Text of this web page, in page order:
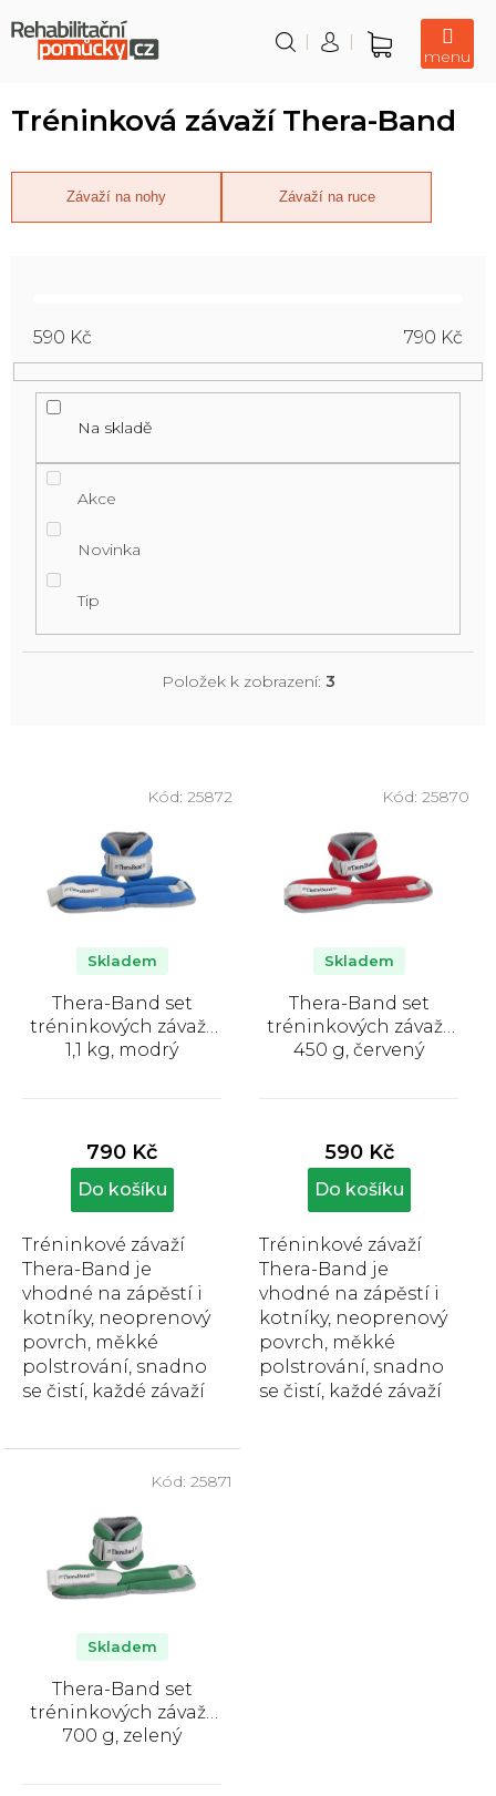
na
obsah
Nákupní
Tréninková závaží Thera-Band
Závaží na nohy Závaží na ruce
590 Kč 790 Kč
Na skladě
Akce
Novinka
Tip
Položek k zobrazení: 3
Thera-Band set
tréninkových závaží,
1,1 kg, modrý
produktu
je
5,0
hvězdiček.
Skladem
790 Kč
Do košíku
Tréninkové závaží
Thera-Band je
vhodné na zápěstí i
kotníky, neoprenový
povrch, měkké
polstrování, snadno
se čistí, každé závaží
Kód: 25872
Thera-Band set
tréninkových závaží,
450 g, červený
produktu
je
5,0
hvězdiček.
Skladem
590 Kč
Do košíku
Tréninkové závaží
Thera-Band je
vhodné na zápěstí i
kotníky, neoprenový
povrch, měkké
polstrování, snadno
se čistí, každé závaží
Kód: 25870
Thera-Band set
tréninkových závaží,
700 g, zelený
Skladem
Kód: 25871